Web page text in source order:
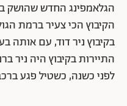
הגלאמפינג החדש שהושק
הקיבוץ הכי צעיר ברמת
בקיבוץ ניר דוד, עם אותה
התיירות בקיבוץ היה ניר
לפני כשנה, כשטיל פגע